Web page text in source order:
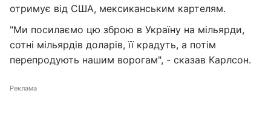
отримує від США, мексиканським картелям.
"Ми посилаємо цю зброю в Україну на мільярди,
сотні мільярдів доларів, її крадуть, а потім
перепродують нашим ворогам", - сказав Карлсон.
Реклама